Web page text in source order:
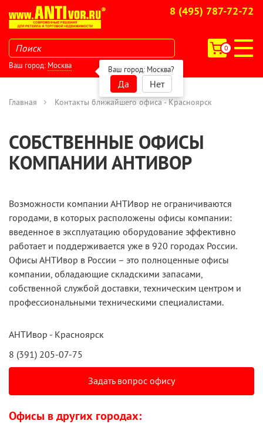
8 (495) 787-72-72
0
Ваш город: Москва Ваш город: Москва?
Да Нет
Главная Контакты ближайшего офиса - Красноярск
СОБСТВЕННЫЕ ОФИСЫ
КОМПАНИИ АНТИВОР
Возможности компании АНТИвор не ограничиваются
городами, в которых расположены офисы компании:
введенное в эксплуатацию оборудование эффективно
работает и поддерживается уже в 920 городаx России.
Офисы АНТИвор в России – это полноценные офисы
компании, обладающие складскими запасами,
собственной службой доставки, техническим центром и
профессиональными техническими специалистами.
АНТИвор - Красноярск
8 (391) 205-07-75
Задать вопрос офису
Офисы в других городах: